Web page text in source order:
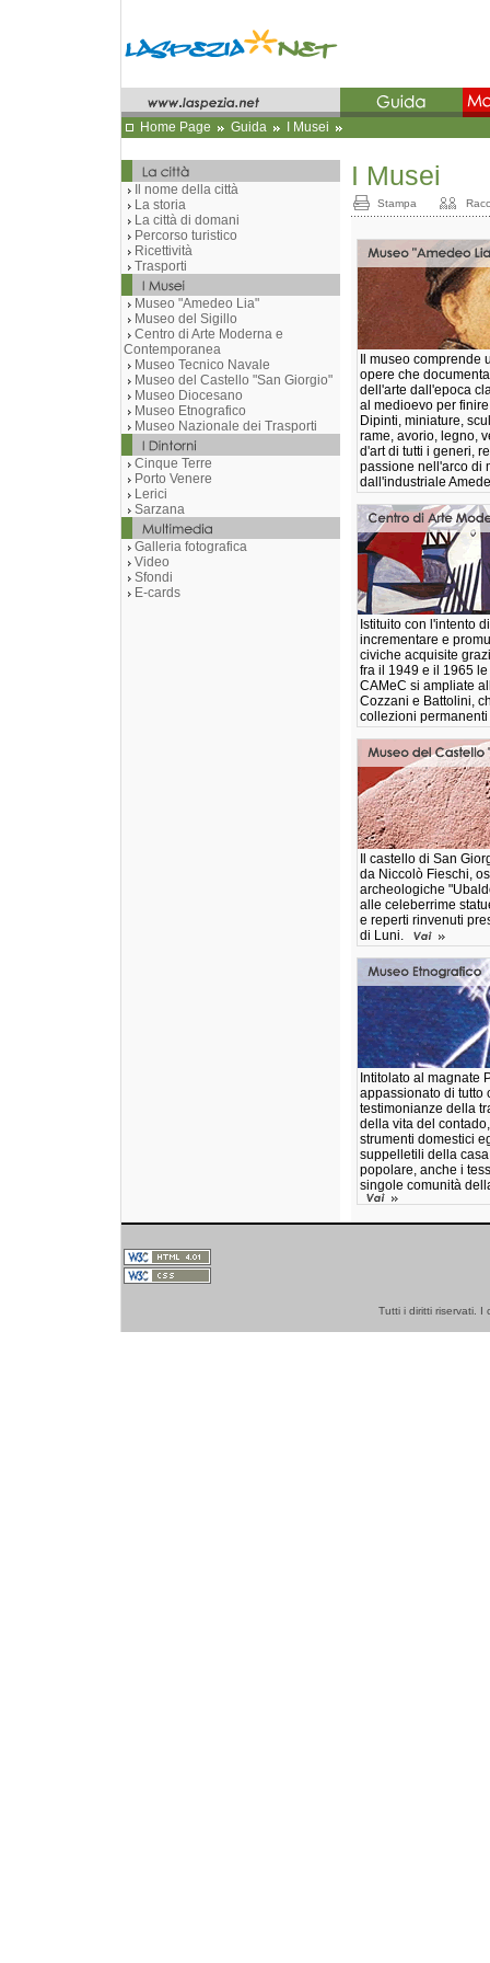
Home Page Guida I Musei
Il nome della città
La storia
La città di domani
Percorso turistico
Ricettività
Trasporti
Museo "Amedeo Lia"
Museo del Sigillo
Centro di Arte Moderna e
Contemporanea
Museo Tecnico Navale
Museo del Castello "San Giorgio"
Museo Diocesano
Museo Etnografico
Museo Nazionale dei Trasporti
Cinque Terre
Porto Venere
Lerici
Sarzana
Galleria fotografica
Video
Sfondi
E-cards
I Musei
Stampa
Il museo comprende
opere che
dell'arte dall'epoca
al medioevo per
Dipinti, miniature,
rame, avorio, legno,
d'art di tutti i generi,
passione nell'arco di
dall'industriale
Istituito con l'intento
incrementare e
civiche acquisite
fra il 1949 e il 1965
CAMeC si ampliate
Cozzani e Battolini,
collezioni
Il castello di San
da Niccolò Fieschi,
archeologiche
alle celeberrime
e reperti rinvenuti
di Luni.
Intitolato al magnate
appassionato di tutto
testimonianze della
della vita del
strumenti domestici
suppelletili della
popolare, anche i
singole comunità
Tutti i diritti riservati. I